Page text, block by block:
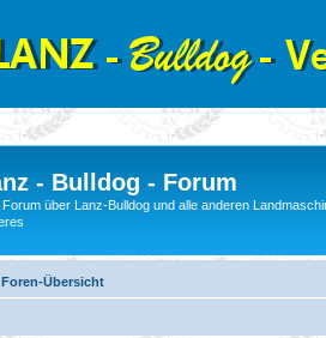
- Bulldog - Forum
über Lanz-Bulldog und alle anderen
Foren-Übersicht